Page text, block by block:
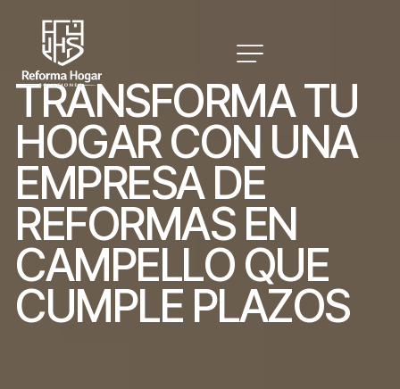
TRANSFORMATU
HOGARCON UNA
EMPRESA DE
REFORMAS EN
CAMPELLO QUE
CUMPLE PLAZOS